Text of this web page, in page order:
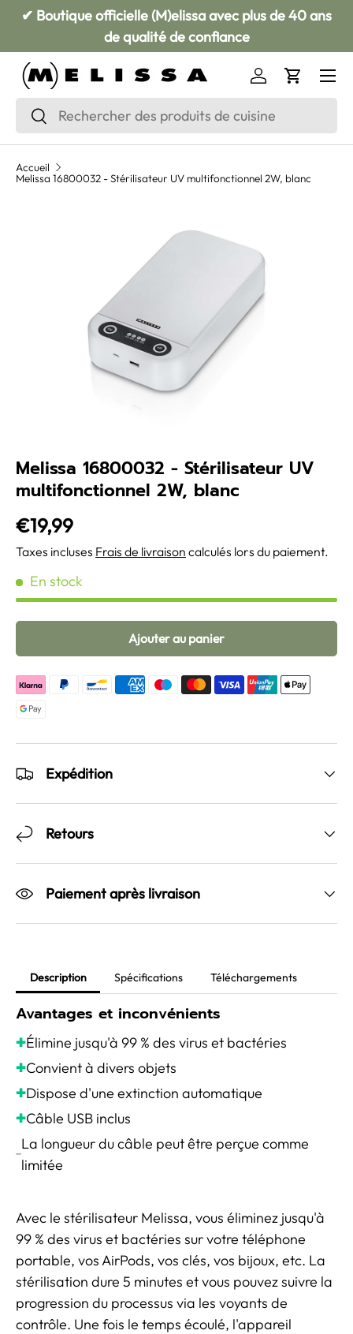
Aller au contenu
Boutique officielle (M)elissa avec plus de 40 ans
de qualité de confiance
Recherche
Rechercher
Se connecter
Panier
Menu
Accueil
Melissa 16800032 - Stérilisateur UV multifonctionnel 2W, blanc
Melissa 16800032 - Stérilisateur UV
multifonctionnel 2W, blanc
€19,99
Taxes incluses Frais de livraison calculés lors du paiement.
En stock
Ajouter au panier
Expédition
Retours
Paiement après livraison
Description Spécifications Téléchargements
Avantages et inconvénients
✚Élimine jusqu'à 99 % des virus et bactéries
✚Convient à divers objets
✚Dispose d'une extinction automatique
✚Câble USB inclus
➖
La longueur du câble peut être perçue comme
limitée
Avec le stérilisateur Melissa, vous éliminez jusqu'à
99 % des virus et bactéries sur votre téléphone
portable, vos AirPods, vos clés, vos bijoux, etc. La
stérilisation dure 5 minutes et vous pouvez suivre la
progression du processus via les voyants de
contrôle. Une fois le temps écoulé, l'appareil